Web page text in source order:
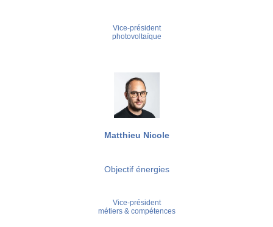
Vice-président
photovoltaïque
Matthieu Nicole
Objectif énergies
Vice-président
métiers & compétences